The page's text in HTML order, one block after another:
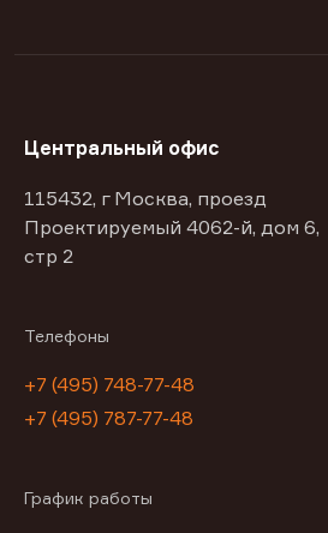
Центральный офис
115432, г Москва, проезд
Проектируемый 4062-й, дом 6,
стр 2
Телефоны
+7 (495) 748-77-48
+7 (495) 787-77-48
График работы